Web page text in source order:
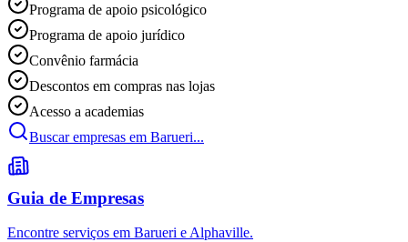
Programa de apoio psicológico
Programa de apoio jurídico
Convênio farmácia
Descontos em compras nas lojas
Acesso a academias
Buscar empresas em Barueri...
Guia de Empresas
Encontre serviços em Barueri e Alphaville.